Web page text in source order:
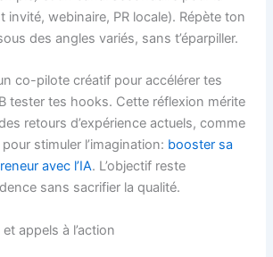
invité, webinaire, PR locale). Répète ton
des angles variés, sans t’éparpiller.
co-pilote créatif pour accélérer tes
tester tes hooks. Cette réflexion mérite
retours d’expérience actuels, comme
stimuler l’imagination: booster sa
avec l’IA. L’objectif reste
sans sacrifier la qualité.
appels à l’action